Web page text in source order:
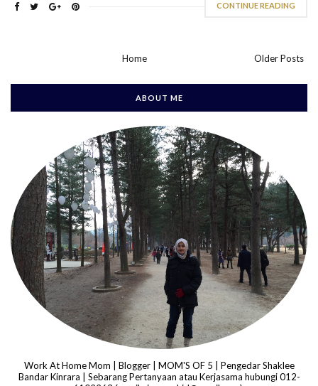
CONTINUE READING
Older Posts
Home
ABOUT ME
Work At Home Mom | Blogger | MOM'S OF 5 | Pengedar Shaklee
Bandar Kinrara | Sebarang Pertanyaan atau Kerjasama hubungi 012-